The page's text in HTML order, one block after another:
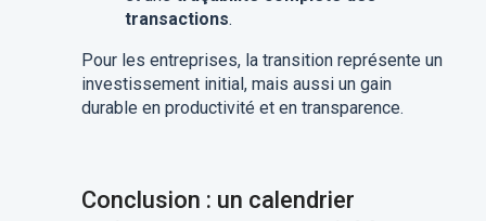
transactions.
Pour les entreprises, la transition représente un
investissement initial, mais aussi un gain
durable en productivité et en transparence.
Conclusion : un calendrier